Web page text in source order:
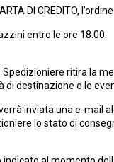
DI CREDITO,
entro le ore 18.00.
Spedizioniere ritira la
destinazione e le
inviata una e-mail
lo stato di